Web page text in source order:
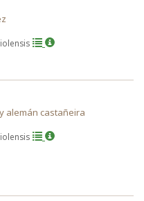
alemán castañeira